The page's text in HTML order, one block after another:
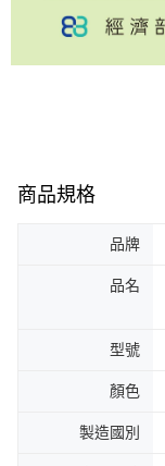
商品規格
品牌
品名
型號
顏色
製造國別